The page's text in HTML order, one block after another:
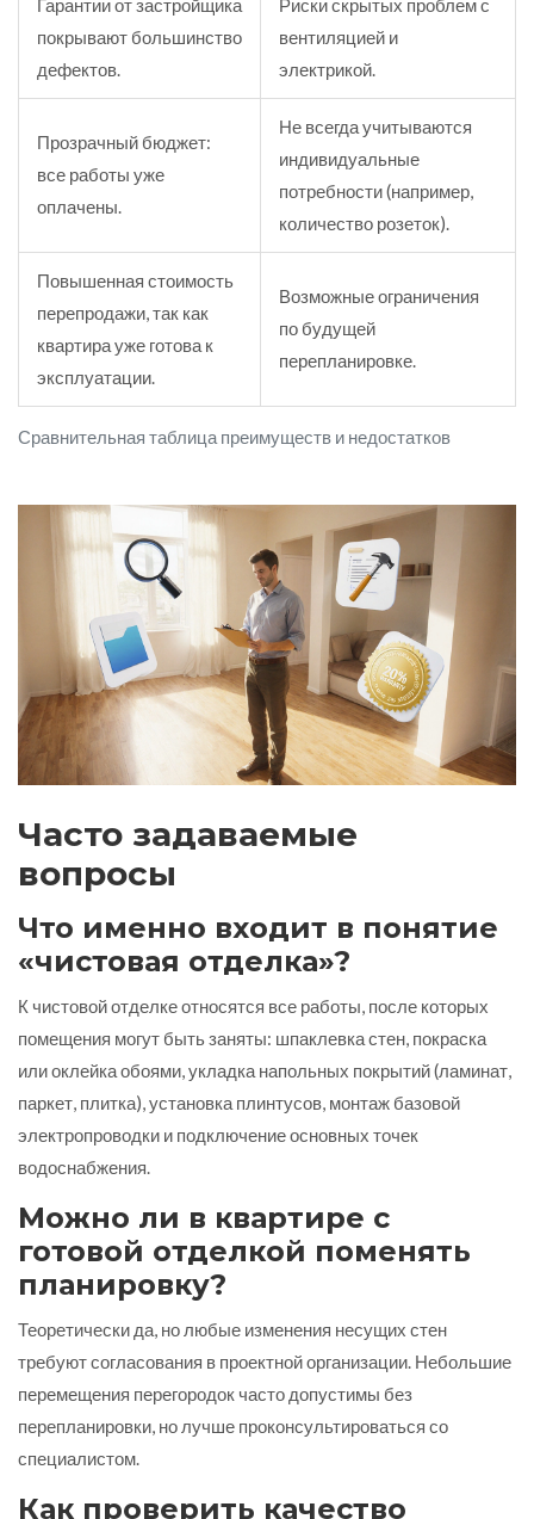
Сравнительная таблица преимуществ и недостатков
Гарантии от застройщика
покрывают большинство
дефектов.
Риски скрытых проблем с
вентиляцией и
электрикой.
Прозрачный бюджет:
все работы уже
оплачены.
Не всегда учитываются
индивидуальные
потребности (например,
количество розеток).
Повышенная стоимость
перепродажи, так как
квартира уже готова к
эксплуатации.
Возможные ограничения
по будущей
перепланировке.
Часто задаваемые
вопросы
Что именно входит в понятие
«чистовая отделка»?
К чистовой отделке относятся все работы, после которых
помещения могут быть заняты: шпаклевка стен, покраска
или оклейка обоями, укладка напольных покрытий (ламинат,
паркет, плитка), установка плинтусов, монтаж базовой
электропроводки и подключение основных точек
водоснабжения.
Можно ли в квартире с
готовой отделкой поменять
планировку?
Теоретически да, но любые изменения несущих стен
требуют согласования в проектной организации. Небольшие
перемещения перегородок часто допустимы без
перепланировки, но лучше проконсультироваться со
специалистом.
Как проверить качество